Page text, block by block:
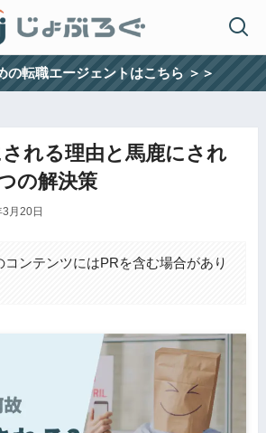
の転職エージェントはこちら ＞＞
れる理由と馬鹿にされ
の解決策
月20日
コンテンツにはPRを含む場合があり